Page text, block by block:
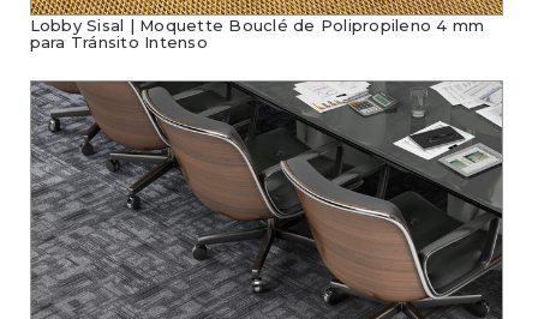
Lobby Sisal | Moquette Bouclé de Polipropileno 4 mm
para Tránsito Intenso